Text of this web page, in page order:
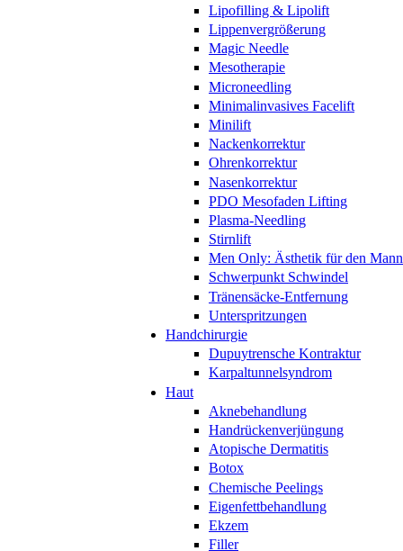
Lipofilling & Lipolift
Lippenvergrößerung
Magic Needle
Mesotherapie
Microneedling
Minimalinvasives Facelift
Minilift
Nackenkorrektur
Ohrenkorrektur
Nasenkorrektur
PDO Mesofaden Lifting
Plasma-Needling
Stirnlift
Men Only: Ästhetik für den Mann
Schwerpunkt Schwindel
Tränensäcke-Entfernung
Unterspritzungen
Handchirurgie
Dupuytrensche Kontraktur
Karpaltunnelsyndrom
Haut
Aknebehandlung
Handrückenverjüngung
Atopische Dermatitis
Botox
Chemische Peelings
Eigenfettbehandlung
Ekzem
Filler